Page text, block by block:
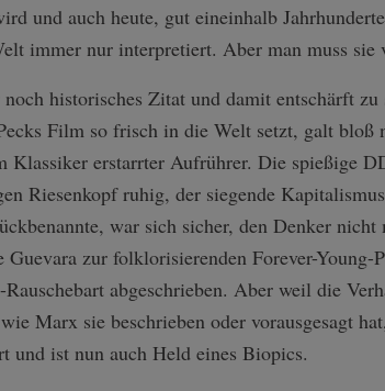
und auch heute, gut eineinhalb
immer nur interpretiert. Aber man muss sie
historisches Zitat und damit entschärft zu
Film so frisch in die Welt setzt, galt bloß
Klassiker erstarrter Aufrührer. Die spießige
Riesenkopf ruhig, der siegende
war sich sicher, den Denker nicht
Guevara zur folklorisierenden Forever-Young-
abgeschrieben. Aber weil die
Marx sie beschrieben oder vorausgesagt
ist nun auch Held eines Biopics.